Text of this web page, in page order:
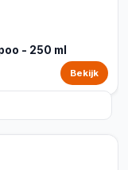
- 250 ml
Bekijk